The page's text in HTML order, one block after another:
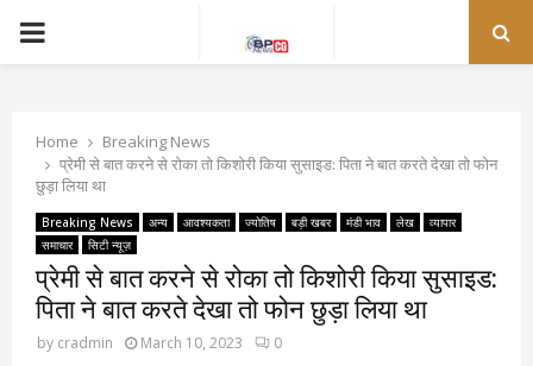
PRIMARY
Home
Breaking News
प्रेमी से बात करने से रोका तो किशोरी किया सुसाइड: पिता ने बात करते देखा तो फोन
छुड़ा लिया था
Breaking News अन्य आवश्यकता ज्योतिष बड़ी खबर मंडी भाव लेख
व्यापार
समाचार
सिटी न्यूज़
प्रेमी से बात करने से रोका तो किशोरी किया सुसाइड:
पिता ने बात करते देखा तो फोन छुड़ा लिया था
by cradmin March 10, 2023 0